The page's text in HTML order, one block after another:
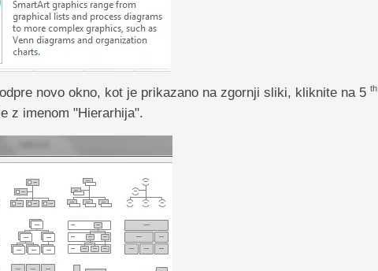
novo okno, kot je prikazano na zgornji sliki, kliknite na 5 th
z imenom "Hierarhija".